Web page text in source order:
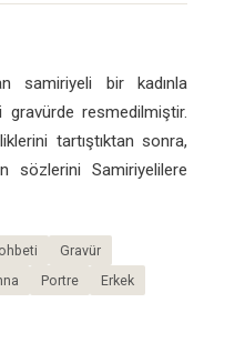
samiriyeli bir kadınla
gravürde resmedilmiştir.
tartıştıktan sonra,
sözlerini Samiriyelilere
Gravür
Portre
Erkek